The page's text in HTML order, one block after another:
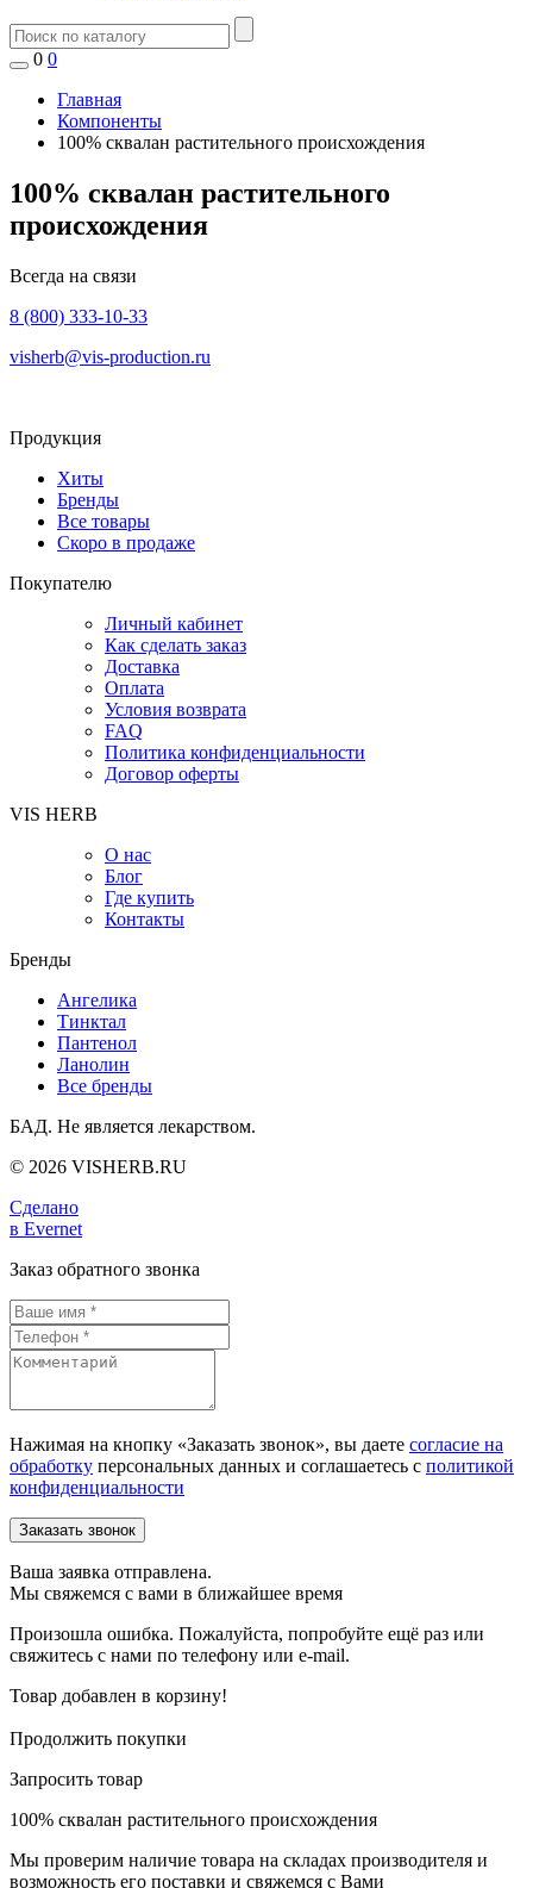
0 0
Главная
Компоненты
100% сквалан растительного происхождения
100% сквалан растительного
происхождения
Всегда на связи
8 (800) 333-10-33
visherb@vis-production.ru
Продукция
Хиты
Бренды
Все товары
Скоро в продаже
Покупателю
Личный кабинет
Как сделать заказ
Доставка
Оплата
Условия возврата
FAQ
Политика конфиденциальности
Договор оферты
VIS HERB
О нас
Блог
Где купить
Контакты
Бренды
Ангелика
Тинктал
Пантенол
Ланолин
Все бренды
БАД. Не является лекарством.
© 2026 VISHERB.RU
Сделано
в Evernet
Заказ обратного звонка
Нажимая на кнопку «Заказать звонок», вы даете согласие на
обработку персональных данных и соглашаетесь c политикой
конфиденциальности
Ваша заявка отправлена.
Мы свяжемся с вами в ближайшее время
Произошла ошибка. Пожалуйста, попробуйте ещё раз или
свяжитесь с нами по телефону или e-mail.
Товар добавлен в корзину!
Продолжить покупки
Запросить товар
100% сквалан растительного происхождения
Мы проверим наличие товара на складах производителя и
возможность его поставки и свяжемся с Вами